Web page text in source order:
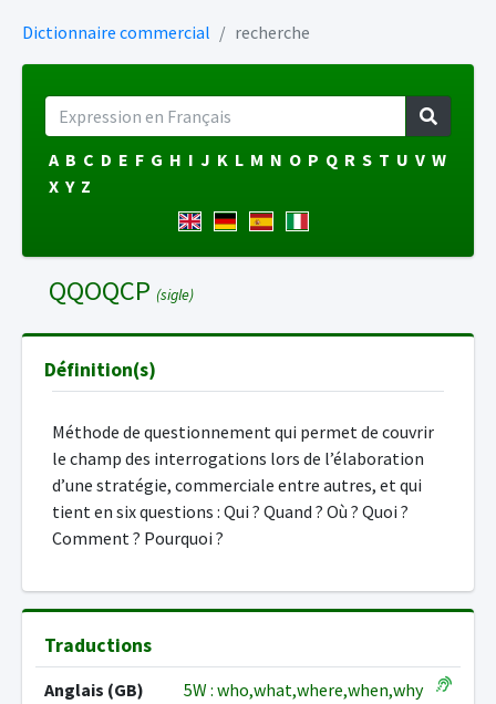
Dictionnaire commercial recherche
A B C D E F G H I J K L M N O P Q R S T U V W
X Y Z
QQOQCP (sigle)
Définition(s)
Méthode de questionnement qui permet de couvrir
le champ des interrogations lors de l’élaboration
d’une stratégie, commerciale entre autres, et qui
tient en six questions : Qui ? Quand ? Où ? Quoi ?
Comment ? Pourquoi ?
Traductions
Anglais (GB)
5W : who,what,where,when,why